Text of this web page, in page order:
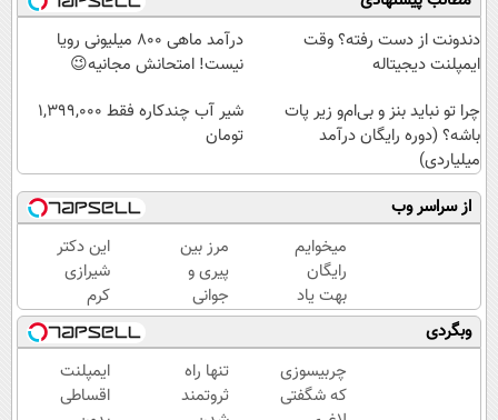
دندونت از دست رفته؟ وقت
ایمپلنت دیجیتاله
درآمد ماهی 800 میلیونی رویا
نیست! امتحانش مجانیه😉
چرا تو نباید بنز و بی‌ام‌و زیر پات
باشه؟ (دوره رایگان درآمد
میلیاردی)
شیر آب چندکاره فقط 1,399,000
تومان
از سراسر وب
میخوایم
رایگان
بهت یاد
بدیم
چجوری
پولدارشی!
باور نداری
مرز بین
پیری و
جوانی
پوستت
کرم
ضدچروک
جلبکه!40%تخفیف
این دکتر
شیرازی
کرم
ترمیم
زخم
ایرانی را
ساخت!!!
وبگردی
چربیسوزی
که شگفتی
تنها راه
ثروتمند
ایمپلنت
اقساطی